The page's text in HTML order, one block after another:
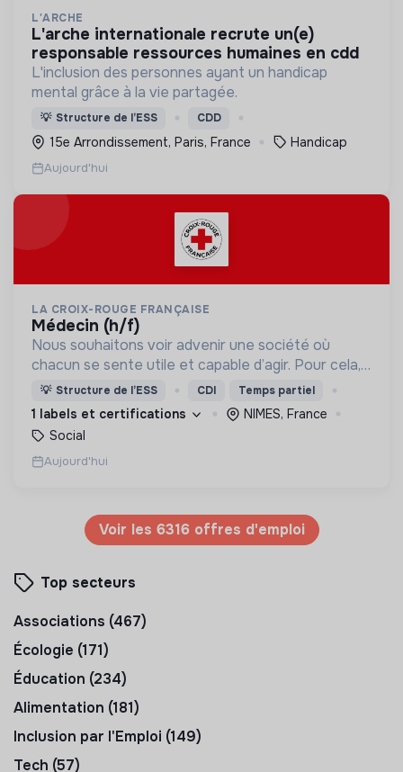
L'ARCHE
l'arche internationale recrute un(e)
responsable ressources humaines en cdd
L'inclusion des personnes ayant un handicap
mental grâce à la vie partagée.
💡 Structure de l’ESS CDD
15e Arrondissement, Paris, France Handicap
Aujourd'hui
LA CROIX-ROUGE FRANÇAISE
médecin (h/f)
Nous souhaitons voir advenir une société où
chacun se sente utile et capable d’agir. Pour cela,
nous proposons des moyens et des lieux
d’engagement innovants et adaptés à tous.
💡 Structure de l’ESS CDI Temps partiel
1 labels et certifications
NIMES, France
Social
Aujourd'hui
Voir les 6316 offres d'emploi
Top secteurs
Associations (467)
Écologie (171)
Éducation (234)
Alimentation (181)
Inclusion par l'Emploi (149)
Tech (57)